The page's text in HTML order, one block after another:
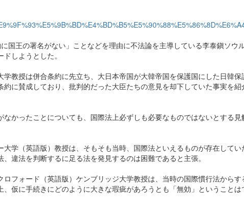
国王の署名がない」ことなどを理由に不法論を主導している李泰鎭ソウ
しようとした。
学教授は併合条約に先立ち、大日本帝国が大韓帝国を保護国にした日韓保
約に賛成しており、批判的だった大臣たちの意見を却下していた事実を
かったことについても、国際法上必ずしも必要なものではないとする見
大学（英語版）教授は、そもそも当時、国際法といえるものが存在して
違法を判断するに足る法を発見するのは困難であると主張。
ロフォード（英語版）ケンブリッジ大学教授は、当時の国際慣行法からす
仮に手続きにどのように大きな瑕疵があろうとも「無効」ということは